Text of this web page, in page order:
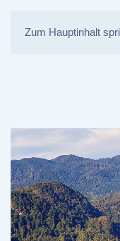
Zum Hauptinhalt